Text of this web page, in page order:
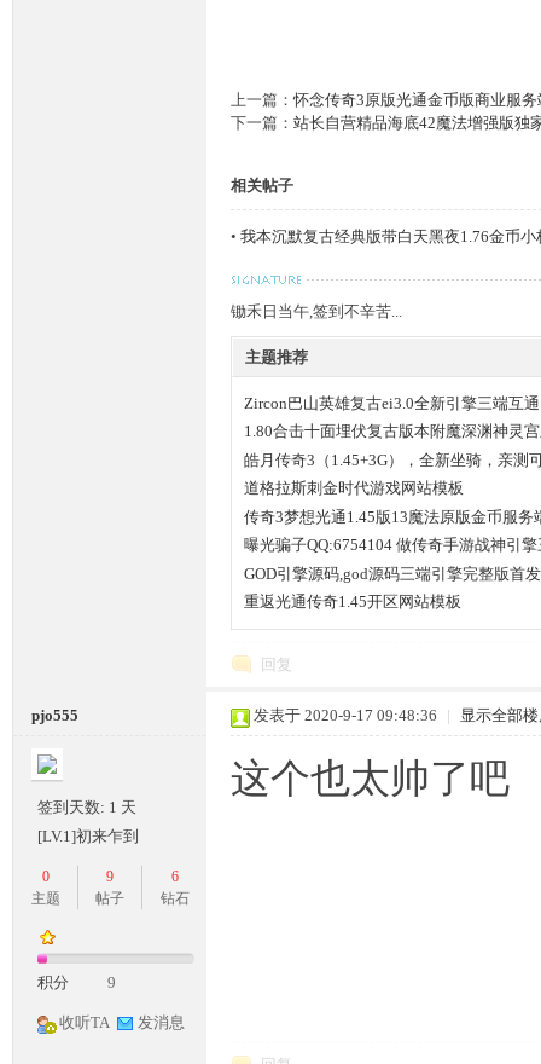
上一篇：怀念传奇3原版光通金币版商业服
下一篇： 站长自营精品海底42魔法增强版独
相关帖子
• 我本沉默复古经典版带白天黑夜1.76金币小
锄禾日当午,签到不辛苦...
主题推荐
Zircon巴山英雄复古ei3.0全新引擎三端互通
1.80合击十面埋伏复古版本附魔深渊神灵
皓月传奇3（1.45+3G），全新坐骑，亲测
户端+安装说明
道格拉斯刺金时代游戏网站模板
传奇3梦想光通1.45版13魔法原版金币服务
曝光骗子QQ:6754104 做传奇手游战神引
GOD引擎源码,god源码三端引擎完整版首发
重返光通传奇1.45开区网站模板
回复
pjo555
签到天数: 1 天
[LV.1]初来乍到
0
主题
9
帖子
6
钻石
积分 9
收听TA 发消息
发表于 2020-9-17 09:48:36 | 显示全部
这个也太帅了吧